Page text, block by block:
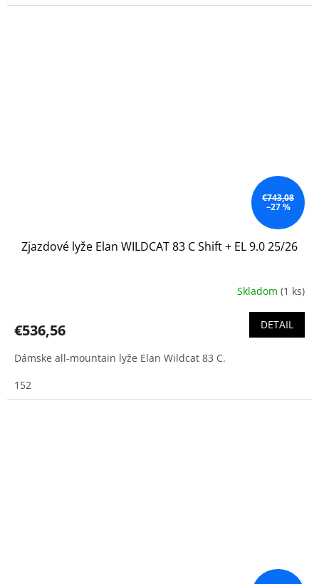
€743,08
–27 %
Zjazdové lyže Elan WILDCAT 83 C Shift + EL 9.0 25/26
Skladom (1 ks)
€536,56 DETAIL
Dámske all-mountain lyže Elan Wildcat 83 C.
152